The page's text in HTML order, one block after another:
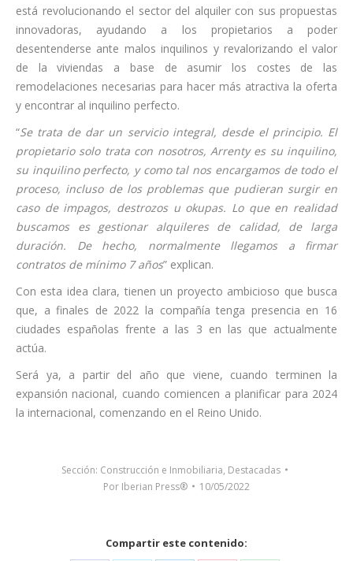
está revolucionando el sector del alquiler con sus propuestas
innovadoras, ayudando a los propietarios a poder
desentenderse ante malos inquilinos y revalorizando el valor
de la viviendas a base de asumir los costes de las
remodelaciones necesarias para hacer más atractiva la oferta
y encontrar al inquilino perfecto.
“Se trata de dar un servicio integral, desde el principio. El
propietario solo trata con nosotros, Arrenty es su inquilino,
su inquilino perfecto, y como tal nos encargamos de todo el
proceso, incluso de los problemas que pudieran surgir en
caso de impagos, destrozos u okupas. Lo que en realidad
buscamos es gestionar alquileres de calidad, de larga
duración. De hecho, normalmente llegamos a firmar
contratos de mínimo 7 años” explican.
Con esta idea clara, tienen un proyecto ambicioso que busca
que, a finales de 2022 la compañía tenga presencia en 16
ciudades españolas frente a las 3 en las que actualmente
actúa.
Será ya, a partir del año que viene, cuando terminen la
expansión nacional, cuando comiencen a planificar para 2024
la internacional, comenzando en el Reino Unido.
Sección: Construcción e Inmobiliaria, Destacadas
Por Iberian Press® 10/05/2022
Compartir este contenido: